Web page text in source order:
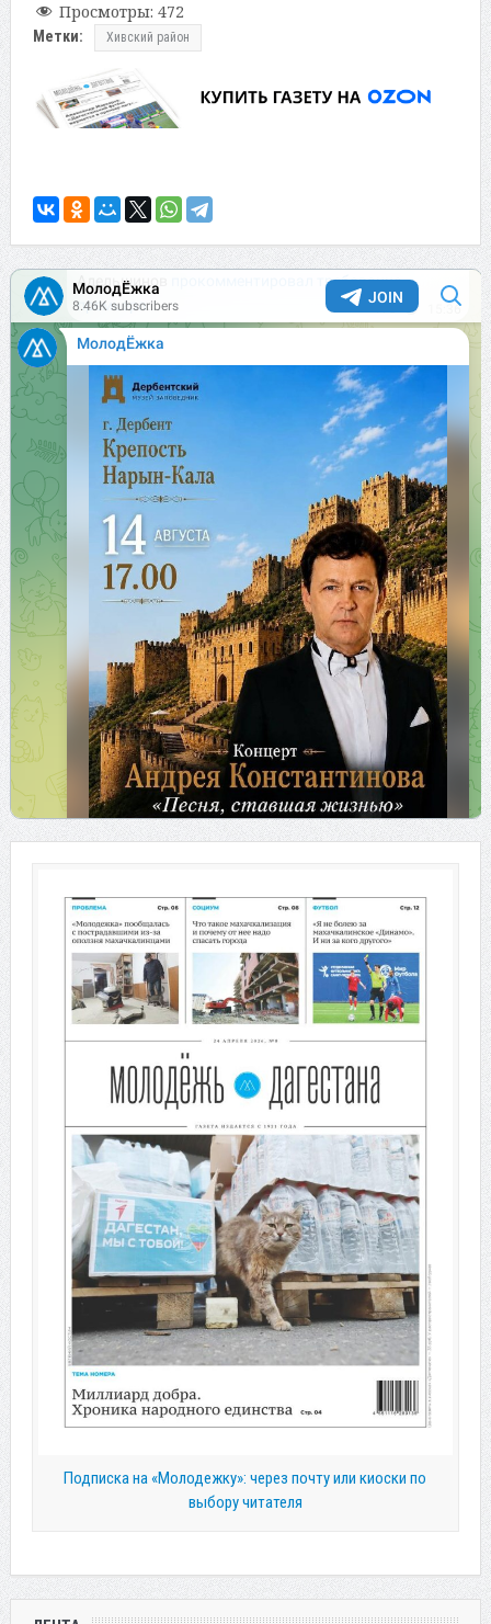
Просмотры: 472
Метки: Хивский район
Подписка на «Молодежку»: через почту или киоски по
выбору читателя